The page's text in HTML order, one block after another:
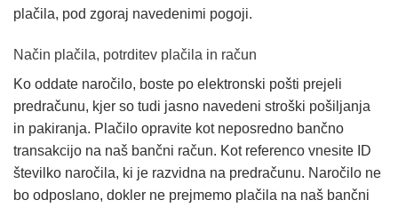
plačila, pod zgoraj navedenimi pogoji.
Način plačila, potrditev plačila in račun
Ko oddate naročilo, boste po elektronski pošti prejeli
predračunu, kjer so tudi jasno navedeni stroški pošiljanja
in pakiranja. Plačilo opravite kot neposredno bančno
transakcijo na naš bančni račun. Kot referenco vnesite ID
številko naročila, ki je razvidna na predračunu. Naročilo ne
bo odposlano, dokler ne prejmemo plačila na naš bančni